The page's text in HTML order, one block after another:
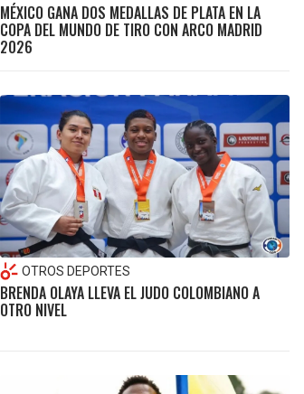
MÉXICO GANA DOS MEDALLAS DE PLATA EN LA
COPA DEL MUNDO DE TIRO CON ARCO MADRID
2026
OTROS DEPORTES
BRENDA OLAYA LLEVA EL JUDO COLOMBIANO A
OTRO NIVEL